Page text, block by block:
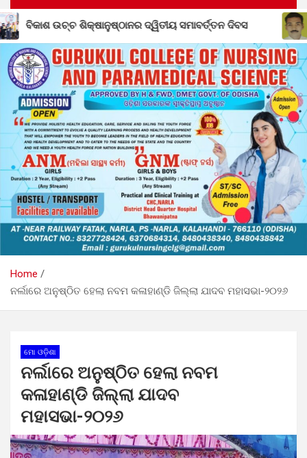
ସମାବର୍ତ୍ତନ ଦିବସ ଶିକ୍ଷକ ପ୍ରେମଲାଲ ସାହୁଙ୍କ
Home
ନର୍ଲାରେ ଅନୁଷ୍ଠିତ ହେଲା ନବମ କଳାହାଣ୍ଡି ଜିଲ୍ଲା ଯାଦବ ମହାସଭା-୨୦୨୬
ମୋ ଓଡ଼ିଶା
ନର୍ଲାରେ ଅନୁଷ୍ଠିତ ହେଲା ନବମ
କଳାହାଣ୍ଡି ଜିଲ୍ଲା ଯାଦବ
ମହାସଭା-୨୦୨୬